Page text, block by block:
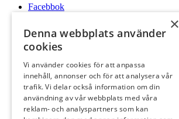
Facebbok
Instagram
×
Denna webbplats använder
cookies
Vi använder cookies för att anpassa
innehåll, annonser och för att analysera vår
trafik. Vi delar också information om din
användning av vår webbplats med våra
reklam- och analyspartners som kan